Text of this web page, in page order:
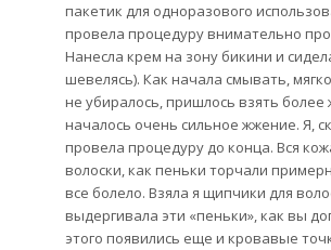
пакетик для одноразового
провела процедуру внимательно
Нанесла крем на зону бикини и
шевелясь). Как начала смывать,
не убиралось, пришлось взять более
началось очень сильное жжение. Я,
провела процедуру до конца. Вся
волоски, как пеньки торчали
все болело. Взяла я щипчики для
выдергивала эти «пеньки», как вы
этого появились еще и кровавые